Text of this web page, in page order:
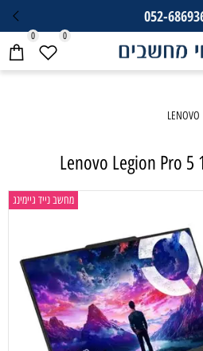
052-
0 0
LENOVO
Lenovo Legion Pro 5
מחשב נייד גיימינג